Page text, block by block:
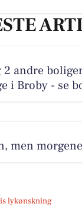
2 andre
i Broby - se
men
lykønskning